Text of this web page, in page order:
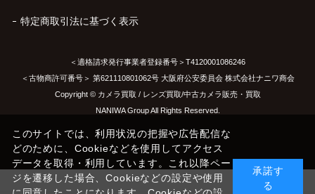
特定商取引法に基づく表示
＜適格請求発行事業者登録番号＞T4120001086246
＜古物商許可番号＞ 第621110801062号 大阪府公安委員会 株式会社ナニワ商会
Copyright © カメラ買取 / レンズ買取/中古カメラ販売・買取
NANIWA Group All Rights Reserved.
このサイトでは、利用状況の把握や広告配信な
どのために、Cookieなどを使用してアクセス
データを取得・利用しています。これ以降ペー
ジを遷移した場合、Cookieなどの設定や使用
承諾す
る